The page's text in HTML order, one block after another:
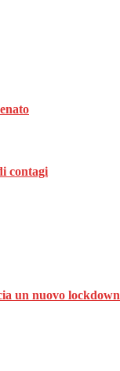
contagi
un nuovo lockdown